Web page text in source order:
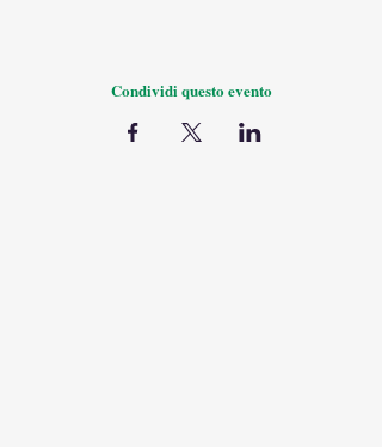
Condividi questo evento